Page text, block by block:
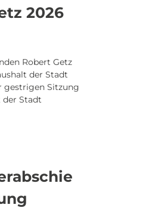
2026
Robert Getz
der Stadt
gestrigen Sitzung
der Stadt